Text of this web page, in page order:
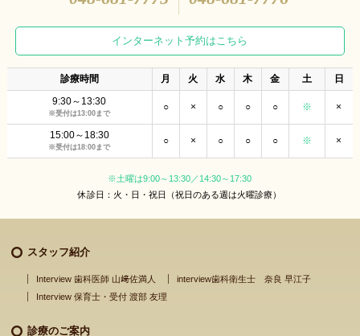
インターネット予約はこちら
診療時間 月 火 水 木 金 土
日
9:30～13:30
※受付は13:00まで
○ × ○ ○ ○ ※ ×
15:00～18:30
※受付は18:00まで
○ × ○ ○ ○ ※ ×
※土曜は9:00～13:30／14:30～17:30
休診日：火・日・祝日（祝日のある週は火曜診療）
スタッフ紹介
Interview 歯科医師 山﨑佐満人
interview歯科衛生士 奈良 早江子
Interview 保育士・受付 渡部 友理
診療のご案内